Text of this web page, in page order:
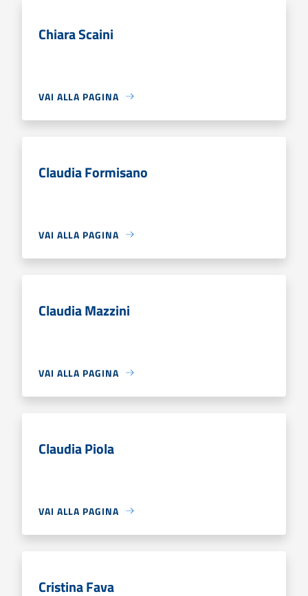
Chiara Scaini
VAI ALLA PAGINA
Claudia Formisano
VAI ALLA PAGINA
Claudia Mazzini
VAI ALLA PAGINA
Claudia Piola
VAI ALLA PAGINA
Cristina Fava